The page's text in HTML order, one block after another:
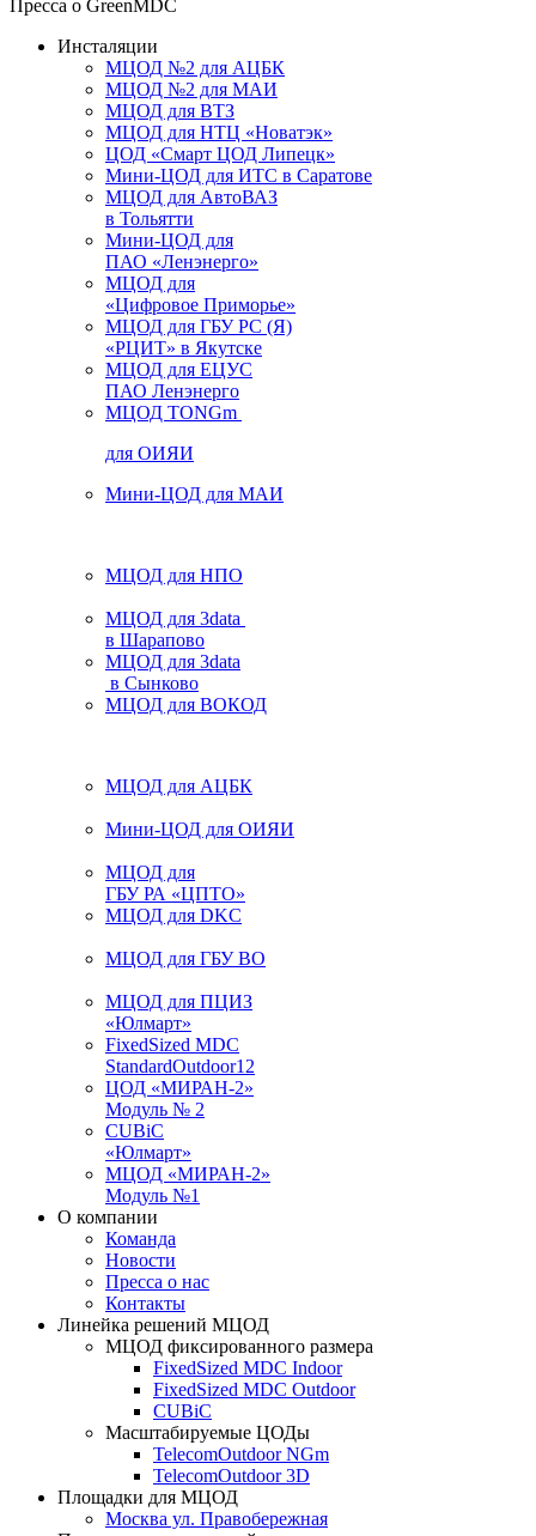
Инсталяции
МЦОД №2 для АЦБК
МЦОД №2 для МАИ
МЦОД для ВТЗ
МЦОД для НТЦ «Новатэк»
ЦОД «Смарт ЦОД Липецк»
Мини-ЦОД для ИТС в Саратове
МЦОД для АвтоВАЗ
в Тольятти
Мини-ЦОД для
ПАО «Ленэнерго»
МЦОД для
«Цифровое Приморье»
МЦОД для ГБУ РС (Я)
«РЦИТ» в Якутске
МЦОД для ЕЦУС
ПАО Ленэнерго
МЦОД TONGm
для ОИЯИ
Мини-ЦОД для МАИ
МЦОД для НПО
МЦОД для 3data
в Шарапово
МЦОД для 3data
в Сынково
МЦОД для ВОКОД
МЦОД для АЦБК
Мини-ЦОД для ОИЯИ
МЦОД для
ГБУ РА «ЦПТО»
МЦОД для DKC
МЦОД для ГБУ ВО
МЦОД для ПЦИЗ
«Юлмарт»
FixedSized MDC
StandardOutdoor12
ЦОД «МИРАН-2»
Модуль № 2
CUBiC
«Юлмарт»
MЦОД «МИРАН-2»
Модуль №1
О компании
Команда
Новости
Пресса о нас
Контакты
Линейка решений МЦОД
МЦОД фиксированного размера
FixedSized MDC Indoor
FixedSized MDC Outdoor
CUBiC
Масштабируемые ЦОДы
TelecomOutdoor NGm
TelecomOutdoor 3D
Площадки для МЦОД
Москва ул. Правобережная